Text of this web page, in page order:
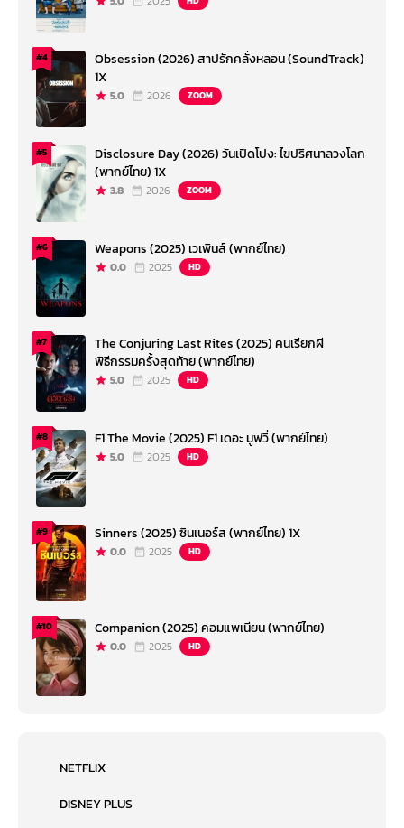
#4
Obsession (2026) สาปรักคลั่งหลอน (SoundTrack)
1X
5.0 2026 ZOOM
#5
Disclosure Day (2026) วันเปิดโปง: ไขปริศนาลวงโลก
(พากย์ไทย) 1X
3.8 2026 ZOOM
#6 Weapons (2025) เวเพินส์ (พากย์ไทย)
0.0 2025 HD
#7
The Conjuring Last Rites (2025) คนเรียกผี
พิธีกรรมครั้งสุดท้าย (พากย์ไทย)
5.0 2025 HD
#8 F1 The Movie (2025) F1 เดอะ มูฟวี่ (พากย์ไทย)
5.0 2025 HD
#9 Sinners (2025) ซินเนอร์ส (พากย์ไทย) 1X
0.0 2025 HD
#10 Companion (2025) คอมแพเนียน (พากย์ไทย)
0.0 2025 HD
NETFLIX
DISNEY PLUS